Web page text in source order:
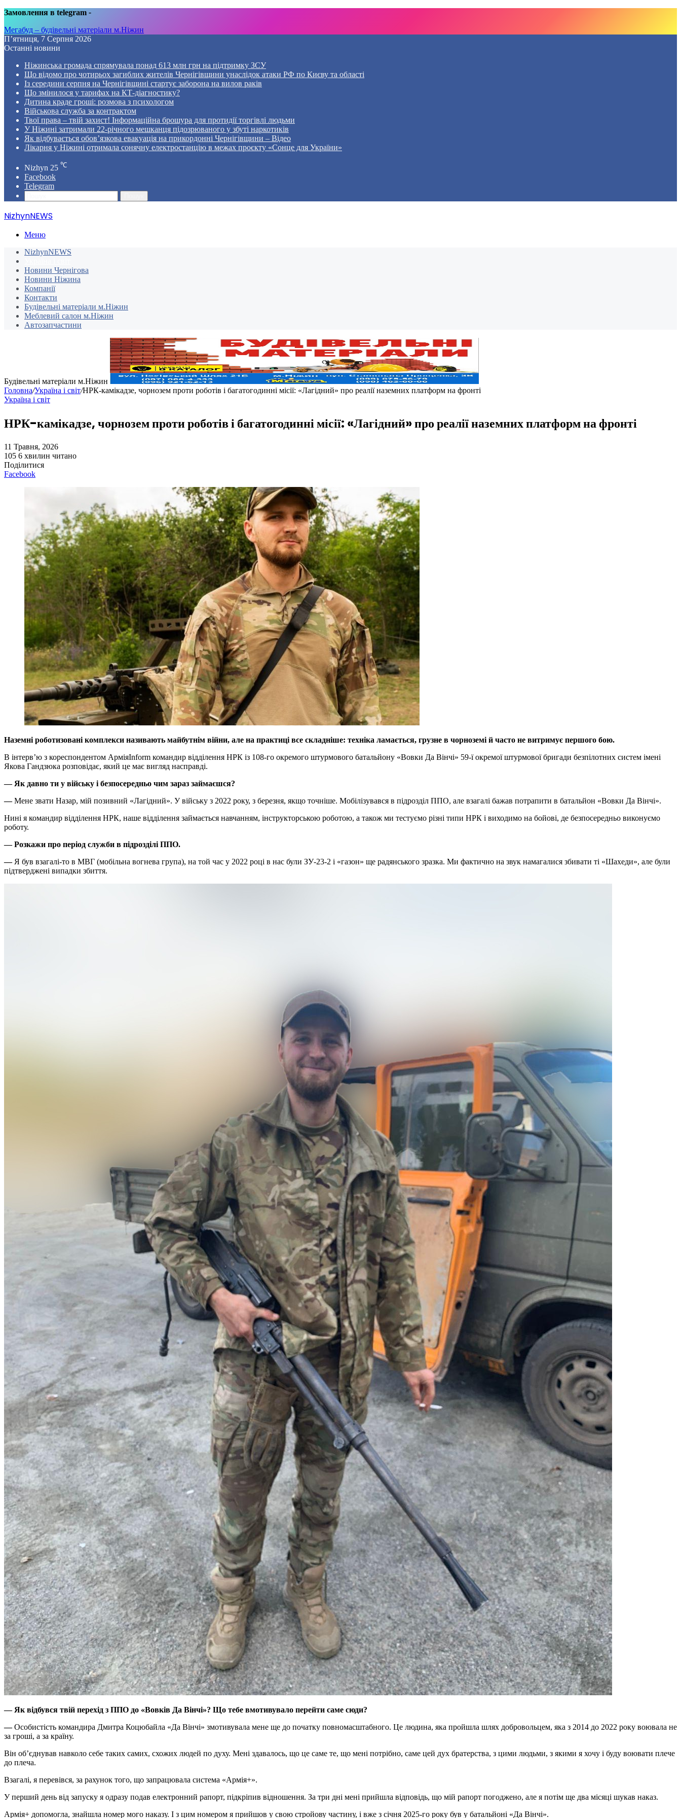
Замовлення в telegram -
Мегабуд – будівельні матеріали м.Ніжин
П’ятниця, 7 Серпня 2026
Останні новини
Ніжинська громада спрямувала понад 613 млн грн на підтримку ЗСУ
Що відомо про чотирьох загиблих жителів Чернігівщини унаслідок атаки РФ по Києву та області
Із середини серпня на Чернігівщині стартує заборона на вилов раків
Що змінилося у тарифах на КТ-діагностику?
Дитина краде гроші: розмова з психологом
Військова служба за контрактом
Твої права – твій захист! Інформаційна брошура для протидії торгівлі людьми
У Ніжині затримали 22-річного мешканця підозрюваного у збуті наркотиків
Як відбувається обов’язкова евакуація на прикордонні Чернігівщини – Відео
Лікарня у Ніжині отримала сонячну електростанцію в межах проєкту «Сонце для України»
Nizhyn 25 ℃
Facebook
Telegram
NizhynNEWS
Меню
NizhynNEWS
Новини Чернігова
Новини Ніжина
Компанії
Контакти
Будівельні матеріали м.Ніжин
Меблевий салон м.Ніжин
Автозапчастини
Будівельні матеріали м.Ніжин
Головна/Україна і світ/НРК-камікадзе, чорнозем проти роботів і багатогодинні місії: «Лагідний» про реалії наземних платформ на фронті
Україна і світ
НРК-камікадзе, чорнозем проти роботів і багатогодинні місії: «Лагідний» про реалії наземних платформ на фронті
11 Травня, 2026
105 6 хвилин читано
Поділитися
Facebook
Наземні роботизовані комплекси називають майбутнім війни, але на практиці все складніше: техніка ламається, грузне в чорноземі й часто не витримує першого бою.
В інтерв’ю з кореспондентом АрміяInform командир відділення НРК із 108-го окремого штурмового батальйону «Вовки Да Вінчі» 59-ї окремої штурмової бригади безпілотних систем імені
Якова Гандзюка розповідає, який це має вигляд насправді.
— Як давно ти у війську і безпосередньо чим зараз займаєшся?
—Мене звати Назар, мій позивний «Лагідний». У війську з 2022 року, з березня, якщо точніше. Мобілізувався в підрозділ ППО, але взагалі бажав потрапити в батальйон «Вовки Да Вінчі».
Нині я командир відділення НРК, наше відділення займається навчанням, інструкторською роботою, а також ми тестуємо різні типи НРК і виходимо на бойові, де безпосередньо виконуємо
роботу.
—Розкажи про період служби в підрозділі ППО.
— Я був взагалі-то в МВГ (мобільна вогнева група), на той час у 2022 році в нас були ЗУ-23-2 і «газон» ще радянського зразка. Ми фактично на звук намагалися збивати ті «Шахеди», але були
підтверджені випадки збиття.
— Як відбувся твій перехід з ППО до «Вовків Да Вінчі»? Що тебе вмотивувало перейти саме сюди?
—Особистість командира Дмитра Коцюбайла «Да Вінчі» змотивувала мене ще до початку повномасштабного. Це людина, яка пройшла шлях добровольцем, яка з 2014 до 2022 року воювала не
за гроші, а за країну.
Він об’єднував навколо себе таких самих, схожих людей по духу. Мені здавалось, що це саме те, що мені потрібно, саме цей дух братерства, з цими людьми, з якими я хочу і буду воювати плече
до плеча.
Взагалі, я перевівся, за рахунок того, що запрацювала система «Армія+».
У перший день від запуску я одразу подав електронний рапорт, підкріпив відношення. За три дні мені прийшла відповідь, що мій рапорт погоджено, але я потім ще два місяці шукав наказ.
Армія+ допомогла, знайшла номер мого наказу. І з цим номером я прийшов у свою стройову частину, і вже з січня 2025-го року був у батальйоні «Да Вінчі».